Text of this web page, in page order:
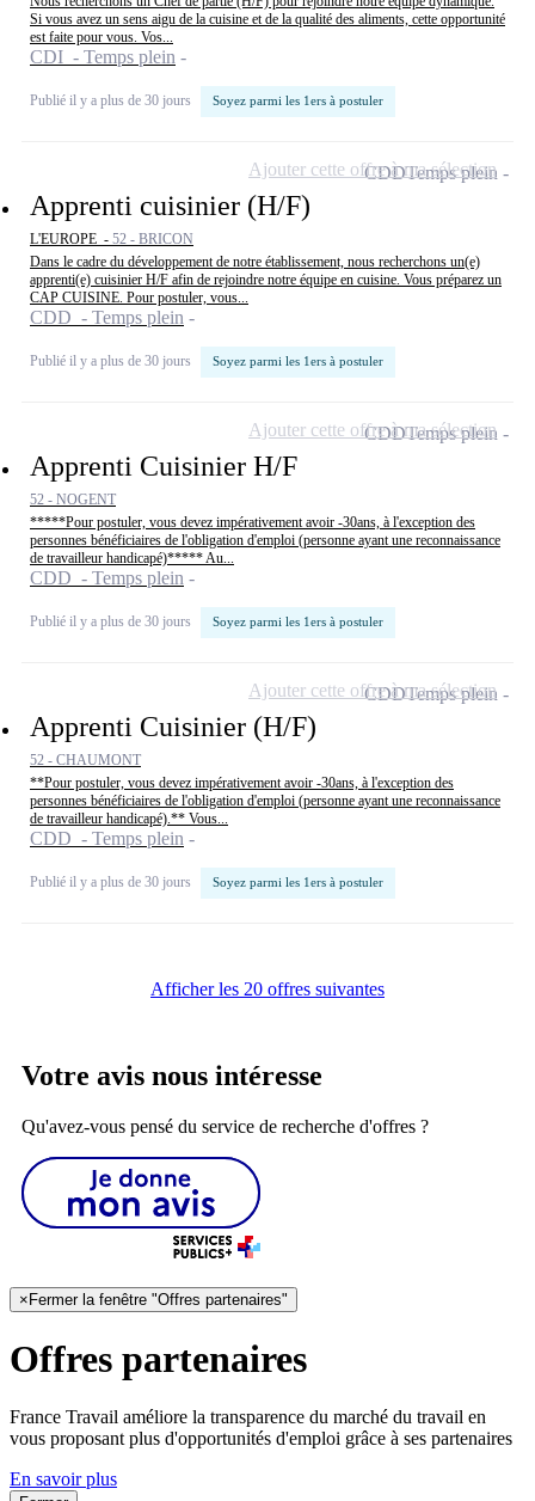
Si vous avez un sens aigu de la cuisine et de la qualité des aliments, cette opportunité
est faite pour vous. Vos...
CDI - Temps plein
Publié il y a plus de 30 jours Soyez parmi les 1ers à postuler
Apprenti cuisinier (H/F)
L'EUROPE - 52 - BRICON
Dans le cadre du développement de notre établissement, nous recherchons un(e)
apprenti(e) cuisinier H/F afin de rejoindre notre équipe en cuisine. Vous préparez un
CAP CUISINE. Pour postuler, vous...
CDD - Temps plein
Publié il y a plus de 30 jours Soyez parmi les 1ers à postuler
CDDTemps plein
Ajouter cette offre à ma sélection
Apprenti Cuisinier H/F
52 - NOGENT
*****Pour postuler, vous devez impérativement avoir -30ans, à l'exception des
personnes bénéficiaires de l'obligation d'emploi (personne ayant une reconnaissance
de travailleur handicapé)***** Au...
CDD - Temps plein
Publié il y a plus de 30 jours Soyez parmi les 1ers à postuler
CDDTemps plein
Ajouter cette offre à ma sélection
Apprenti Cuisinier (H/F)
52 - CHAUMONT
**Pour postuler, vous devez impérativement avoir -30ans, à l'exception des
personnes bénéficiaires de l'obligation d'emploi (personne ayant une reconnaissance
de travailleur handicapé).** Vous...
CDD - Temps plein
Publié il y a plus de 30 jours Soyez parmi les 1ers à postuler
CDDTemps plein
Ajouter cette offre à ma sélection
Afficher les 20 offres suivantes
Votre avis nous intéresse
Qu'avez-vous pensé du service de recherche d'offres ?
×Fermer la fenêtre "Offres partenaires"
Offres partenaires
France Travail améliore la transparence du marché du travail en
vous proposant plus d'opportunités d'emploi grâce à ses partenaires
En savoir plus